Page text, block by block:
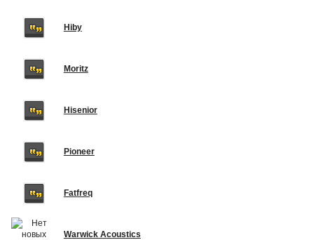
Hiby
Moritz
Hisenior
Pioneer
Fatfreq
Warwick Acoustics